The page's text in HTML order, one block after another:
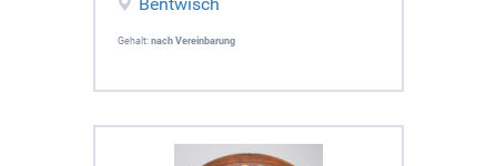
Gehalt: nach Vereinbarung